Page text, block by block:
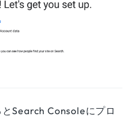
Search Consoleにプロ